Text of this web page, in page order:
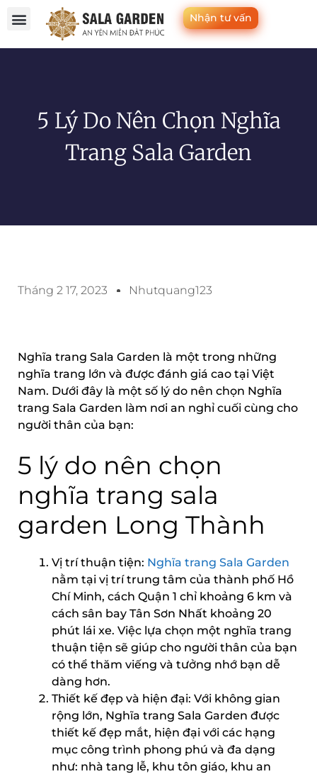
Nhận tư vấn
5 Lý Do Nên Chọn Nghĩa
Trang Sala Garden
Tháng 2 17, 2023 Nhutquang123
Nghĩa trang Sala Garden là một trong những
nghĩa trang lớn và được đánh giá cao tại Việt
Nam. Dưới đây là một số lý do nên chọn Nghĩa
trang Sala Garden làm nơi an nghỉ cuối cùng cho
người thân của bạn:
5 lý do nên chọn
nghĩa trang sala
garden Long Thành
Vị trí thuận tiện: Nghĩa trang Sala Garden
nằm tại vị trí trung tâm của thành phố Hồ
Chí Minh, cách Quận 1 chỉ khoảng 6 km và
cách sân bay Tân Sơn Nhất khoảng 20
phút lái xe. Việc lựa chọn một nghĩa trang
thuận tiện sẽ giúp cho người thân của bạn
có thể thăm viếng và tưởng nhớ bạn dễ
dàng hơn.
Thiết kế đẹp và hiện đại: Với không gian
rộng lớn, Nghĩa trang Sala Garden được
thiết kế đẹp mắt, hiện đại với các hạng
mục công trình phong phú và đa dạng
như: nhà tang lễ, khu tôn giáo, khu an